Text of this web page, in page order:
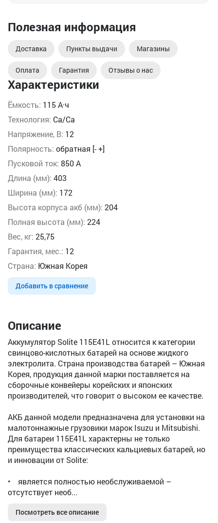
Характеристики
Ёмкость: 115 А·ч
Технология: Ca/Ca
Напряжение, В: 12
Полярность: обратная [- +]
Пусковой ток: 850 А
Длина (мм): 403
Ширина (мм): 172
Высота корпуса акб (мм): 204
Полная высота (мм): 224
Вес, кг: 25,75
Гарантия, мес.: 12
Страна: Южная Корея
Добавить в сравнение
Полезная информация
Доставка Пункты выдачи Магазины
Оплата Гарантия Отзывы о нас
Описание
Аккумулятор Solite 115E41L относится к категории
свинцово-кислотных батарей на основе жидкого
электролита. Страна производства батарей – Южная
Корея, продукция данной марки поставляется на
сборочные конвейеры корейских и японских
производителей, что говорит о высоком ее качестве.
АКБ данной модели предназначена для установки на
малотоннажные грузовики марок Isuzu и Mitsubishi.
Для батареи 115E41L характерны не только
преимущества классических кальциевых батарей, но
и инновации от Solite:
• является полностью необслуживаемой –
отсутствует необ...
Посмотреть все описание